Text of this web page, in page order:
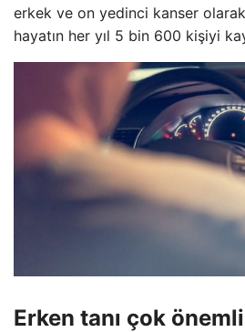
erkek ve on yedinci kanser
hayatın her yıl 5 bin 600 kişiyi
Erken tanı çok